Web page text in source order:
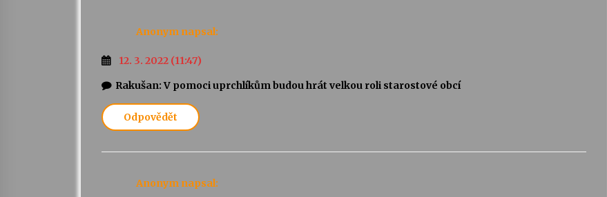
Anonym napsal:
12. 3. 2022 (11:47)
Rakušan: V pomoci uprchlíkům budou hrát velkou roli starostové obcí
Odpovědět
Anonym napsal: